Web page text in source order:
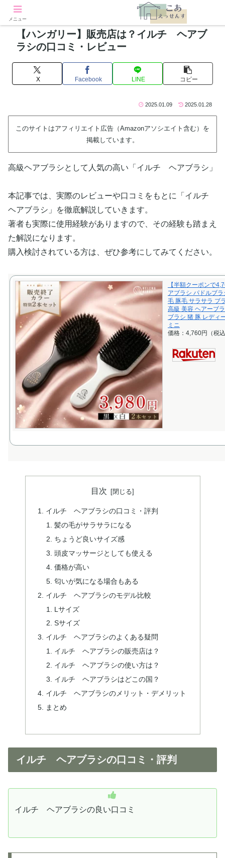
【ハンガリー】販売店は？イルチ ヘアブ
ラシの口コミ・レビュー
X Facebook LINE コピー
2025.01.09 2025.01.28
このサイトはアフィリエイト広告（Amazonアソシエイト含む）を
掲載しています。
高級ヘアブラシとして人気の高い「イルチ ヘアブラシ」
本記事では、実際のレビューや口コミをもとに「イルチ
ヘアブラシ」を徹底解説していきます。
著者も実際に使用経験がありますので、その経験も踏まえ
た解説になります。
購入検討されている方は、ぜひ参考にしてみてください。
【半額クーポンで
アブラシ パドルブ
毛 豚毛 サラサラ ブ
高級 美容 ヘアーブ
ブラシ 猪 豚 レディ
ミニ
価格：4,760円（税
目次
イルチ ヘアブラシの口コミ・評判
髪の毛がサラサラになる
ちょうど良いサイズ感
頭皮マッサージとしても使える
価格が高い
匂いが気になる場合もある
イルチ ヘアブラシのモデル比較
Lサイズ
Sサイズ
イルチ ヘアブラシのよくある疑問
イルチ ヘアブラシの販売店は？
イルチ ヘアブラシの使い方は？
イルチ ヘアブラシはどこの国？
イルチ ヘアブラシのメリット・デメリット
まとめ
イルチ ヘアブラシの口コミ・評判
イルチ ヘアブラシの良い口コミ
メニュー